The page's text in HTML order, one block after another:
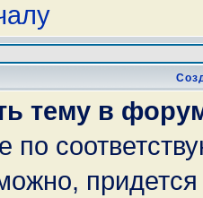
тему в
по
придется